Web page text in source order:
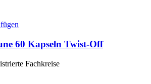
60 Kapseln Twist-Off
Fachkreise